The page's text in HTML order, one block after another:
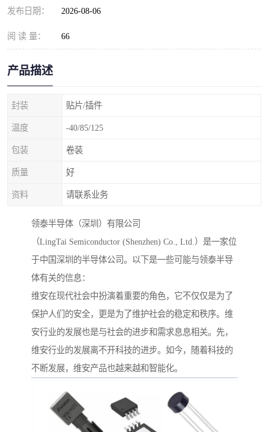
发布日期： 2026-08-06
阅 读 量： 66
产品描述
封装 贴片/插件
温度 -40/85/125
包装 卷装
质量 好
资料 请联系业务
领泰半导体（深圳）有限公司
（LingTai Semiconductor (Shenzhen) Co., Ltd.）是一家位
于中国深圳的半导体公司。以下是一些可能与领泰半导
体有关的信息：
维安在现代社会中扮演着重要的角色，它不仅仅是为了
保护人们的安全，更是为了维护社会的稳定和秩序。维
安行业的发展也是与社会的进步和需求息息相关。先，
维安行业的发展离不开科技的进步。如今，随着科技的
不断发展，维安产品也越来越和智能化。